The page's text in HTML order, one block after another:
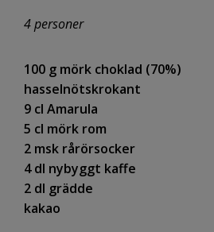
4 personer
100 g mörk choklad (70%)
hasselnötskrokant
9 cl Amarula
5 cl mörk rom
2 msk rårörsocker
4 dl nybyggt kaffe
2 dl grädde
kakao